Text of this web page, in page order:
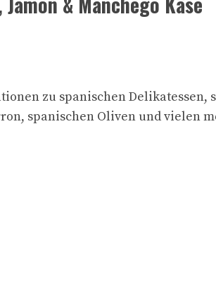
zu spanischen Delikatessen,
spanischen Oliven und vielen